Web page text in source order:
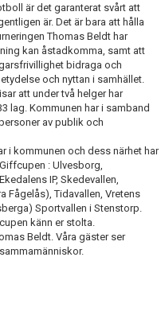
är det garanterat svårt att
är. Det är bara att hålla
Thomas Beldt har
kan åstadkomma, samt att
bidraga och
och nyttan i samhället.
att under två helger har
lag. Kommunen har i samband
av publik och
i kommunen och dess närhet har
: Ulvesborg,
IP, Skedevallen,
Fågelås), Tidavallen, Vretens
Sportvallen i Stenstorp.
känn er stolta.
Beldt. Våra gäster ser